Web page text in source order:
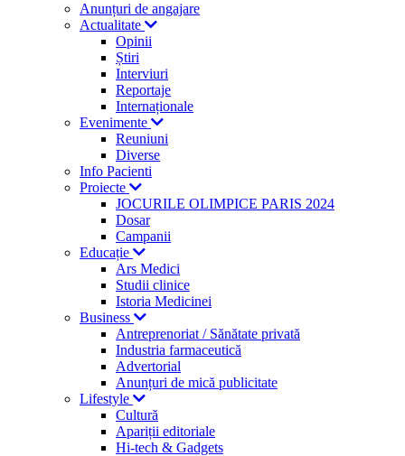
Anunțuri de angajare
Actualitate
Opinii
Știri
Interviuri
Reportaje
Internaționale
Evenimente
Reuniuni
Diverse
Info Pacienti
Proiecte
JOCURILE OLIMPICE PARIS 2024
Dosar
Campanii
Educație
Ars Medici
Studii clinice
Istoria Medicinei
Business
Antreprenoriat / Sănătate privată
Industria farmaceutică
Advertorial
Anunțuri de mică publicitate
Lifestyle
Cultură
Apariții editoriale
Hi-tech & Gadgets